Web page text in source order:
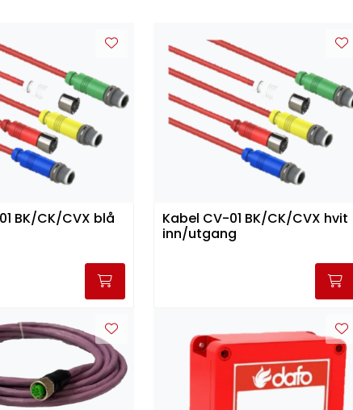
BK/CK/CVX blå
Kabel CV-01 BK/CK/CVX hvit
inn/utgang